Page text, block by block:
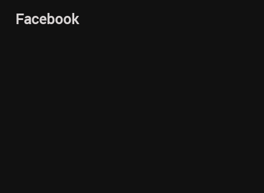
Facebook